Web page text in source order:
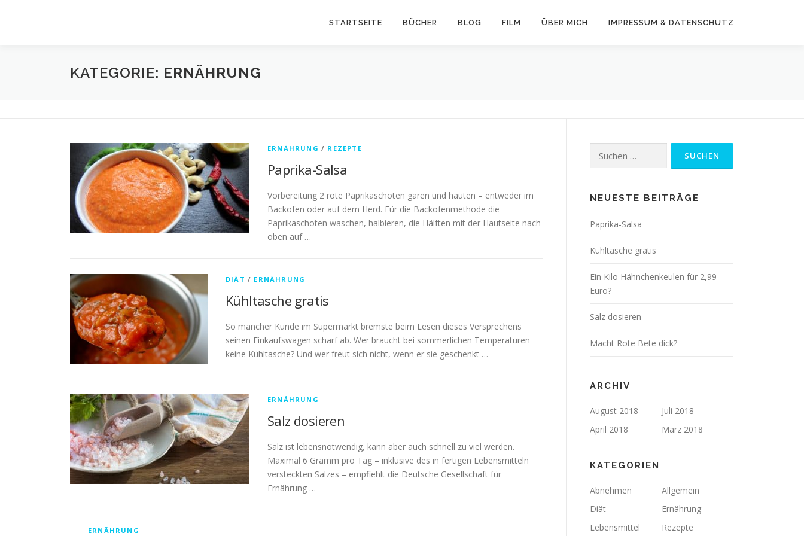
STARTSEITE BÜCHER BLOG FILM ÜBER MICH IMPRESSUM & DATENSCHUTZ
KATEGORIE: ERNÄHRUNG
ERNÄHRUNG / REZEPTE
Paprika-Salsa
Vorbereitung 2 rote Paprikaschoten garen und häuten – entweder im
Backofen oder auf dem Herd. Für die Backofenmethode die
Paprikaschoten waschen, halbieren, die Hälften mit der Hautseite nach
oben auf …
DIÄT / ERNÄHRUNG
Kühltasche gratis
So mancher Kunde im Supermarkt bremste beim Lesen dieses Versprechens
seinen Einkaufswagen scharf ab. Wer braucht bei sommerlichen Temperaturen
keine Kühltasche? Und wer freut sich nicht, wenn er sie geschenkt …
ERNÄHRUNG
Salz dosieren
Salz ist lebensnotwendig, kann aber auch schnell zu viel werden.
Maximal 6 Gramm pro Tag – inklusive des in fertigen Lebensmitteln
versteckten Salzes – empfiehlt die Deutsche Gesellschaft für
Ernährung …
ERNÄHRUNG
nach:
NEUESTE BEITRÄGE
Paprika-Salsa
Kühltasche gratis
Ein Kilo Hähnchenkeulen für 2,99
Euro?
Salz dosieren
Macht Rote Bete dick?
ARCHIV
August 2018
Juli 2018
April 2018
März 2018
KATEGORIEN
Abnehmen
Allgemein
Diät
Ernährung
Lebensmittel
Rezepte